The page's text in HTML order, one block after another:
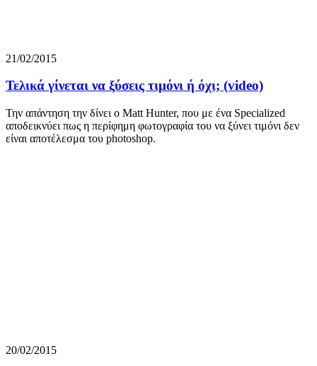
21/02/2015
Τελικά γίνεται να ξύσεις τιμόνι ή όχι; (video)
Την απάντηση την δίνει ο Matt Hunter, που με ένα Specialized
αποδεικνύει πως η περίφημη φωτογραφία του να ξύνει τιμόνι δεν
είναι αποτέλεσμα του photoshop.
20/02/2015